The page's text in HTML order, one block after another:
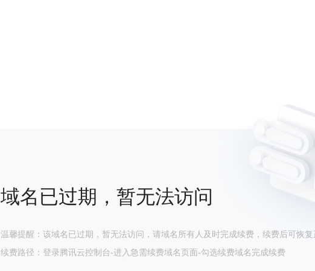
域名已过期，暂无法访问
温馨提醒：该域名已过期，暂无法访问，请域名所有人及时完成续费，续费后可恢复
续费路径：登录腾讯云控制台-进入急需续费域名页面-勾选续费域名完成续费